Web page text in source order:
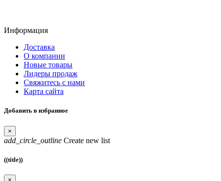
Информация
Доставка
О компании
Новые товары
Лидеры продаж
Свяжитесь с нами
Карта сайта
Добавить в избранное
×
add_circle_outline Create new list
((title))